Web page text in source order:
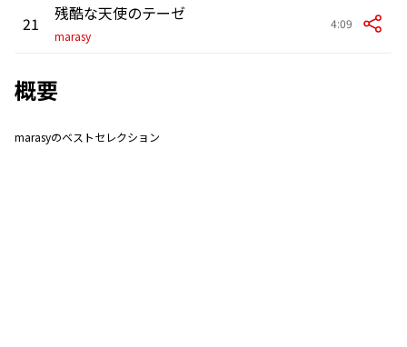
21 残酷な天使のテーゼ
marasy
4:09
概要
marasyのベストセレクション